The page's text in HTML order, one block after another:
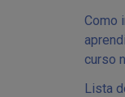
Como
curso
Lista